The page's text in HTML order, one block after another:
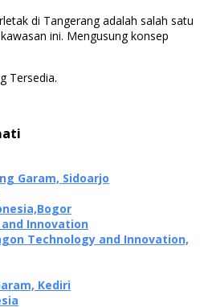
di Tangerang adalah salah satu
ini. Mengusung konsep
Tersedia.
Garam, Sidoarjo
Technology and Innovation,
Kediri